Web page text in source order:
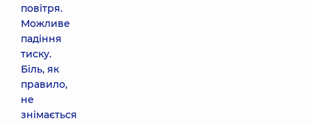
повітря.
Можливе
падіння
тиску.
Біль, як
правило,
не
знімається